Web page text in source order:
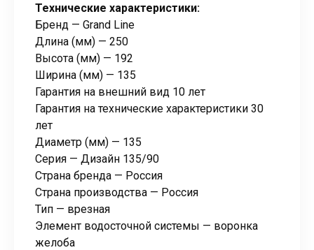
Технические характеристики:
Бренд — Grand Line
Длина (мм) — 250
Высота (мм) — 192
Ширина (мм) — 135
Гарантия на внешний вид 10 лет
Гарантия на технические характеристики 30
лет
Диаметр (мм) — 135
Серия — Дизайн 135/90
Страна бренда — Россия
Страна производства — Россия
Тип — врезная
Элемент водосточной системы — воронка
желоба